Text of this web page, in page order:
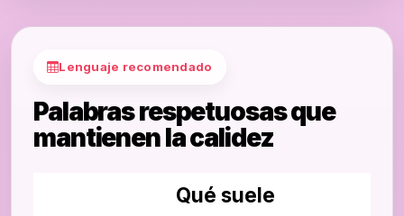
Lenguaje recomendado
Palabras respetuosas que
mantienen la calidez
Qué suele